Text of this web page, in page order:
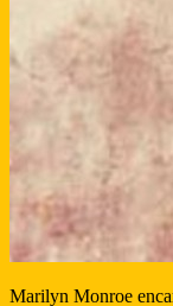
Marilyn Monroe